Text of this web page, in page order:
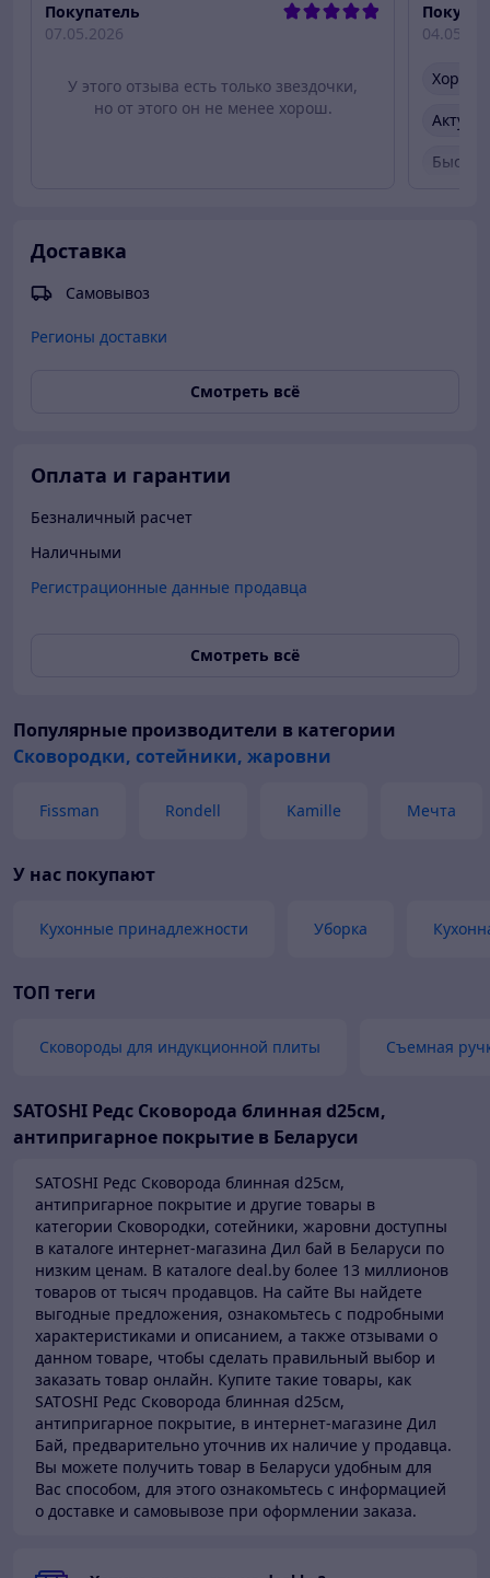
Покупатель
07.05.2026
У этого отзыва есть только звездочки,
но от этого он не менее хорош.
Доставка
Самовывоз
Регионы доставки
Смотреть всё
Оплата и гарантии
Безналичный расчет
Наличными
Регистрационные данные продавца
Смотреть всё
Популярные производители в категории
Сковородки, сотейники, жаровни
Fissman Rondell Kamille Мечта
У нас покупают
Кухонные принадлежности Уборка
ТОП теги
Сковороды для индукционной плиты Съемная
SATOSHI Редс Сковорода блинная d25см,
антипригарное покрытие в Беларуси
SATOSHI Редс Сковорода блинная d25см,
антипригарное покрытие и другие товары в
категории Сковородки, сотейники, жаровни доступны
в каталоге интернет-магазина Дил бай в Беларуси по
низким ценам. В каталоге deal.by более 13 миллионов
товаров от тысяч продавцов. На сайте Вы найдете
выгодные предложения, ознакомьтесь с подробными
характеристиками и описанием, а также отзывами о
данном товаре, чтобы сделать правильный выбор и
заказать товар онлайн. Купите такие товары, как
SATOSHI Редс Сковорода блинная d25см,
антипригарное покрытие, в интернет-магазине Дил
Бай, предварительно уточнив их наличие у продавца.
Вы можете получить товар в Беларуси удобным для
Вас способом, для этого ознакомьтесь с информацией
о доставке и самовывозе при оформлении заказа.